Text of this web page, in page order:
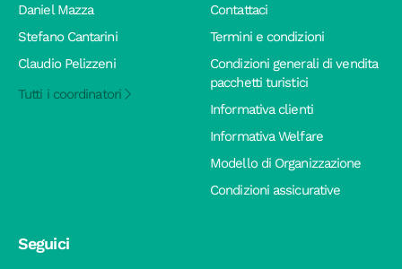
Daniel Mazza
Stefano Cantarini
Claudio Pelizzeni
Tutti i coordinatori
Contattaci
Termini e condizioni
Condizioni generali di vendita
pacchetti turistici
Informativa clienti
Informativa Welfare
Modello di Organizzazione
Condizioni assicurative
Seguici